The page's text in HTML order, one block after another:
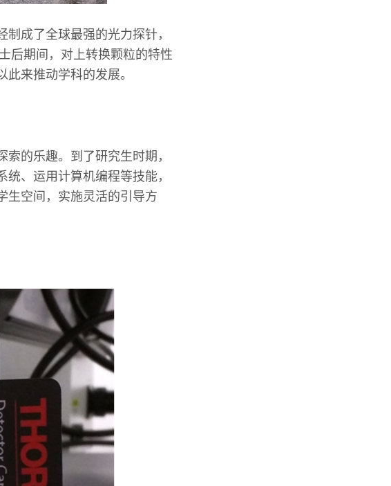
成了全球最强的光力探针，
后期间，对上转换颗粒的特性
来推动学科的发展。
的乐趣。到了研究生时期，
、运用计算机编程等技能，
生空间，实施灵活的引导方